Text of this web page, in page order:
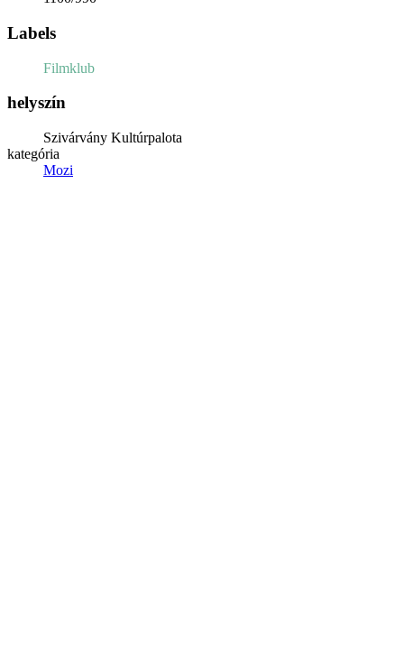
Labels
Filmklub
helyszín
Szivárvány Kultúrpalota
kategória
Mozi